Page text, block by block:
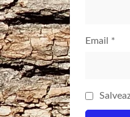
Email *